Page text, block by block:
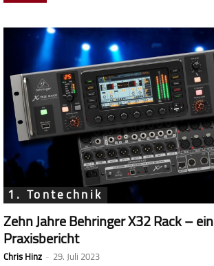
1. Tontechnik
Zehn Jahre Behringer X32 Rack – ein
Praxisbericht
Chris Hinz - 29. Juli 2023